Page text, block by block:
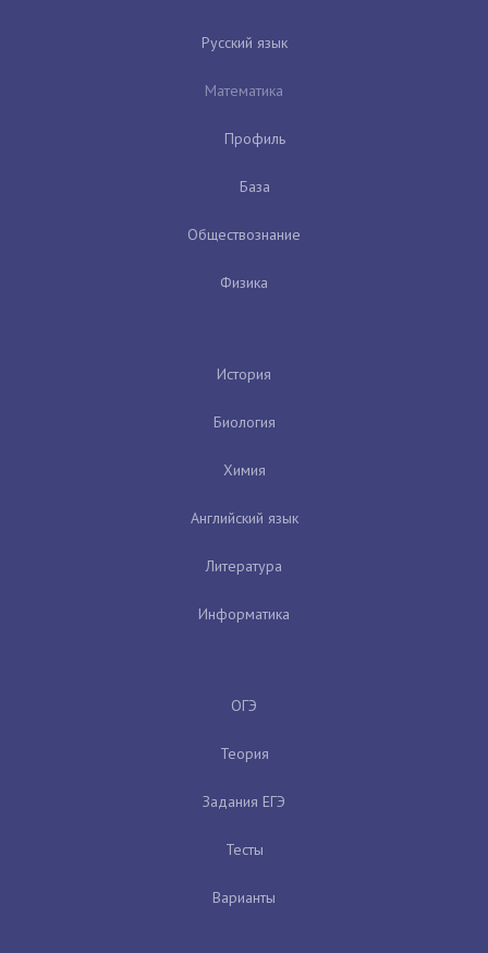
Русский язык
Математика
Профиль
База
Обществознание
Физика
История
Биология
Химия
Английский язык
Литература
Информатика
ОГЭ
Теория
Задания ЕГЭ
Тесты
Варианты